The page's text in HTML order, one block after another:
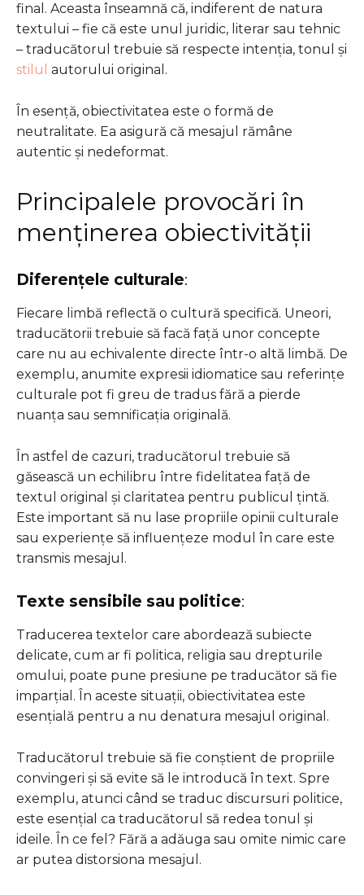
final. Aceasta înseamnă că, indiferent de natura
textului – fie că este unul juridic, literar sau tehnic
– traducătorul trebuie să respecte intenția, tonul și
stilul autorului original.
În esență, obiectivitatea este o formă de
neutralitate. Ea asigură că mesajul rămâne
autentic și nedeformat.
Principalele provocări în
menținerea obiectivității
Diferențele culturale:
Fiecare limbă reflectă o cultură specifică. Uneori,
traducătorii trebuie să facă față unor concepte
care nu au echivalente directe într-o altă limbă. De
exemplu, anumite expresii idiomatice sau referințe
culturale pot fi greu de tradus fără a pierde
nuanța sau semnificația originală.
În astfel de cazuri, traducătorul trebuie să
găsească un echilibru între fidelitatea față de
textul original și claritatea pentru publicul țintă.
Este important să nu lase propriile opinii culturale
sau experiențe să influențeze modul în care este
transmis mesajul.
Texte sensibile sau politice:
Traducerea textelor care abordează subiecte
delicate, cum ar fi politica, religia sau drepturile
omului, poate pune presiune pe traducător să fie
imparțial. În aceste situații, obiectivitatea este
esențială pentru a nu denatura mesajul original.
Traducătorul trebuie să fie conștient de propriile
convingeri și să evite să le introducă în text. Spre
exemplu, atunci când se traduc discursuri politice,
este esențial ca traducătorul să redea tonul și
ideile. În ce fel? Fără a adăuga sau omite nimic care
ar putea distorsiona mesajul.